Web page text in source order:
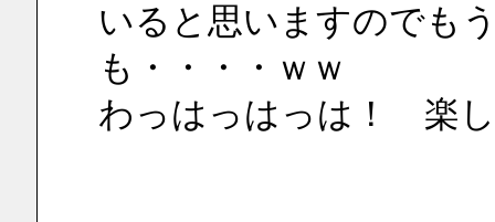
いると思いますのでも
も・・・・ｗｗ
わっはっはっは！　楽